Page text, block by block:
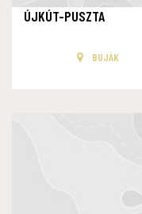
ÚJKÚT-PUSZTA
BUJÁK